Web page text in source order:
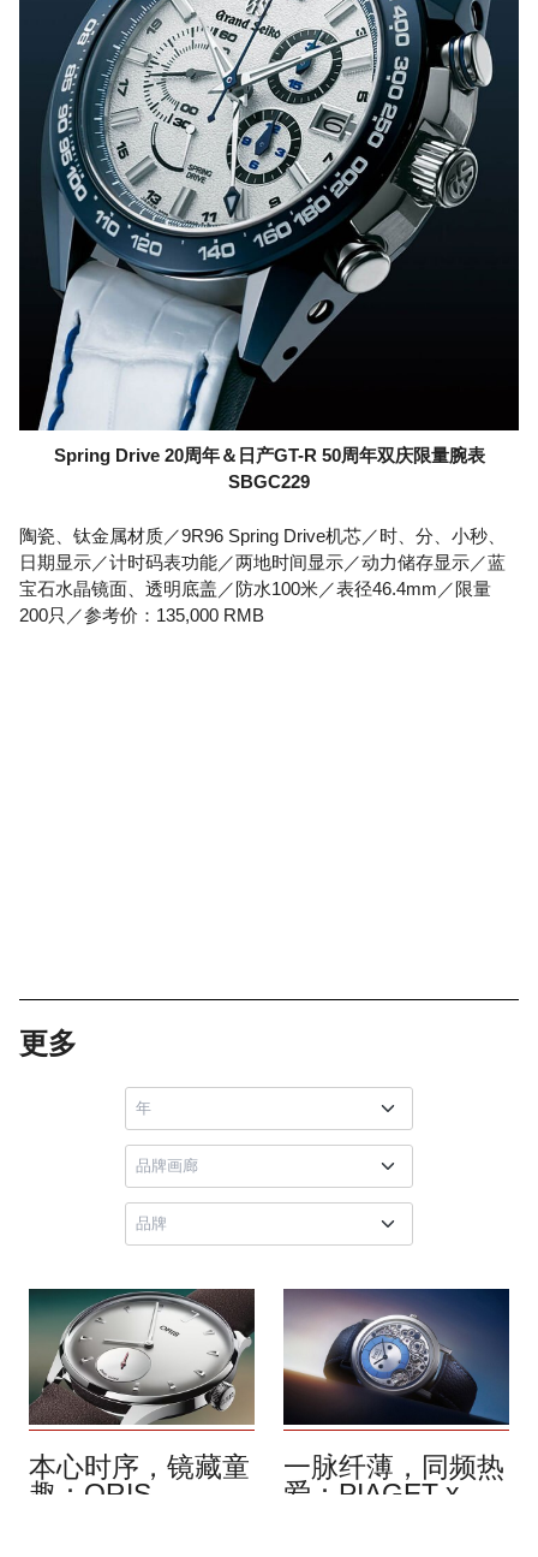
Spring Drive 20周年＆日产GT-R 50周年双庆限量腕表
SBGC229
陶瓷、钛金属材质／9R96 Spring Drive机芯／时、分、小秒、
日期显示／计时码表功能／两地时间显示／动力储存显示／蓝
宝石水晶镜面、透明底盖／防水100米／表径46.4mm／限量
200只／参考价：135,000 RMB
更多
本心时序，镜藏童
趣：ORIS
一脉纤薄，同频热
爱：PIAGET x